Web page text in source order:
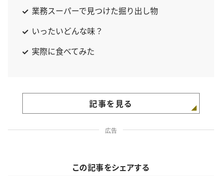
業務スーパーで見つけた掘り出し物
いったいどんな味？
実際に食べてみた
記事を見る
広告
この記事をシェアする